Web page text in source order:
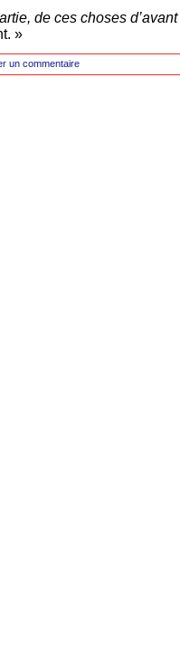
de ces choses d’avant
»
un commentaire